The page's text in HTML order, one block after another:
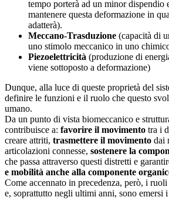
tempo porterà ad un minor dispendio
mantenere questa deformazione in
adatterà).
Meccano-Trasduzione (capacità di
uno stimolo meccanico in uno
Piezoelettricità (produzione di
viene sottoposto a deformazione)
Dunque, alla luce di queste proprietà del
definire le funzioni e il ruolo che questo
umano.
Da un punto di vista biomeccanico e
contribuisce a: favorire il movimento tra i
creare attriti, trasmettere il movimento dai
articolazioni connesse, sostenere la
che passa attraverso questi distretti e
e mobilità anche alla componente
Come accennato in precedenza, però, i
e, soprattutto negli ultimi anni, sono emersi i